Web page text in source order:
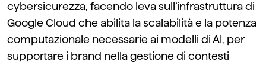
cybersicurezza, facendo leva sull’infrastruttura di
Google Cloud che abilita la scalabilità e la potenza
computazionale necessarie ai modelli di AI, per
supportare i brand nella gestione di contesti